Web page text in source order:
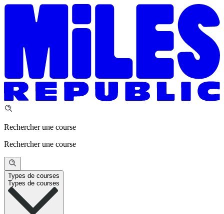
Rechercher une course
Rechercher une course
Types de courses
Types de courses